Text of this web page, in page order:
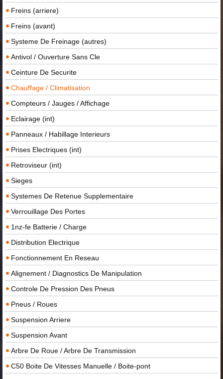
Freins (arriere)
Freins (avant)
Systeme De Freinage (autres)
Antivol / Ouverture Sans Cle
Ceinture De Securite
Chauffage / Climatisation
Compteurs / Jauges / Affichage
Eclairage (int)
Panneaux / Habillage Interieurs
Prises Electriques (int)
Retroviseur (int)
Sieges
Systemes De Retenue Supplementaire
Verrouillage Des Portes
1nz-fe Batterie / Charge
Distribution Electrique
Fonctionnement En Reseau
Alignement / Diagnostics De Manipulation
Controle De Pression Des Pneus
Pneus / Roues
Suspension Arriere
Suspension Avant
Arbre De Roue / Arbre De Transmission
C50 Boite De Vitesses Manuelle / Boite-pont